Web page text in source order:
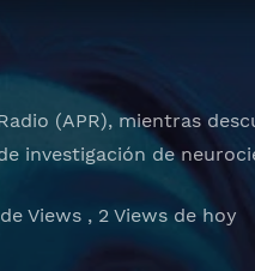
(APR), mientras
investigación de
Views , 2 Views de hoy